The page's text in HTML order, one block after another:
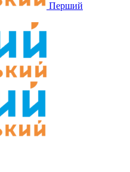
Перший